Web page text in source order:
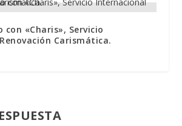
con «Charis», Servicio
Carismática.